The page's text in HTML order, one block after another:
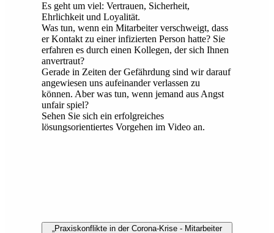
Es geht um viel: Vertrauen, Sicherheit,
Ehrlichkeit und Loyalität.
Was tun, wenn ein Mitarbeiter verschweigt, dass
er Kontakt zu einer infizierten Person hatte? Sie
erfahren es durch einen Kollegen, der sich Ihnen
anvertraut?
Gerade in Zeiten der Gefährdung sind wir darauf
angewiesen uns aufeinander verlassen zu
können. Aber was tun, wenn jemand aus Angst
unfair spiel?
Sehen Sie sich ein erfolgreiches
lösungsorientiertes Vorgehen im Video an.
„Praxiskonflikte in der Corona-Krise - Mitarbeiter